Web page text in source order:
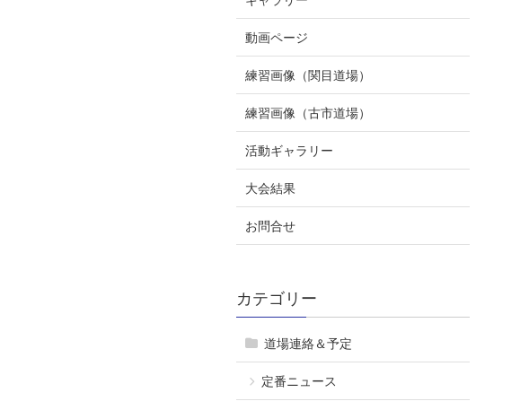
動画ページ
練習画像（関目道場）
練習画像（古市道場）
活動ギャラリー
大会結果
お問合せ
カテゴリー
道場連絡＆予定
定番ニュース